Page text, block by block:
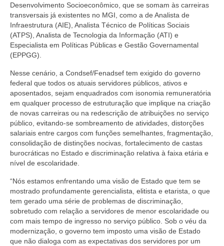
Desenvolvimento Socioeconômico, que se somam às carreiras
transversais já existentes no MGI, como a de Analista de
Infraestrutura (AIE), Analista Técnico de Políticas Sociais
(ATPS), Analista de Tecnologia da Informação (ATI) e
Especialista em Políticas Públicas e Gestão Governamental
(EPPGG).
Nesse cenário, a Condsef/Fenadsef tem exigido do governo
federal que todos os atuais servidores públicos, ativos e
aposentados, sejam enquadrados com isonomia remuneratória
em qualquer processo de estruturação que implique na criação
de novas carreiras ou na redescrição de atribuições no serviço
público, evitando-se sombreamento de atividades, distorções
salariais entre cargos com funções semelhantes, fragmentação,
consolidação de distinções nocivas, fortalecimento de castas
burocráticas no Estado e discriminação relativa à faixa etária e
nível de escolaridade.
“Nós estamos enfrentando uma visão de Estado que tem se
mostrado profundamente gerencialista, elitista e etarista, o que
tem gerado uma série de problemas de discriminação,
sobretudo com relação a servidores de menor escolaridade ou
com mais tempo de ingresso no serviço público. Sob o véu da
modernização, o governo tem imposto uma visão de Estado
que não dialoga com as expectativas dos servidores por um